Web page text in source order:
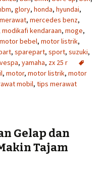
, glory, honda, hyundai,
merawat, mercedes benz,
modikafi kendaraan, moge,
motor bebel, motor listrik,
, sparepart, sport, suzuki,
vespa, yamaha, zx 25 r
, motor, motor listrik, motor
mobil, tips merawat
Gelap dan
Tajam